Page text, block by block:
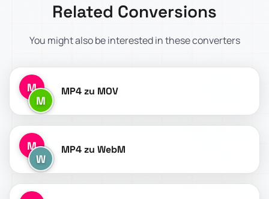
Related Conversions
You might also be interested in these converters
M
M
MP4 zu MOV
M
W
MP4 zu WebM